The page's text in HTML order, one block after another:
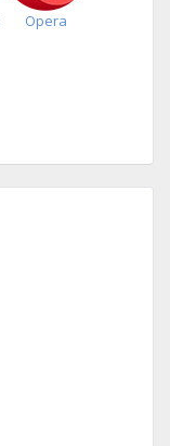
Opera